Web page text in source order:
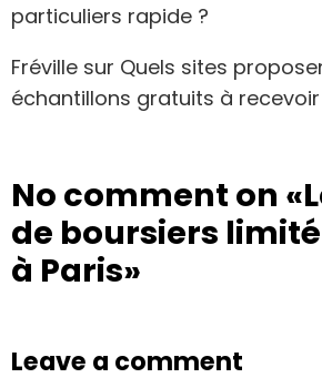
particuliers rapide ?
Fréville sur Quels sites
échantillons gratuits à recevoir
No comment on
de boursiers limité
à Paris»
Leave a comment